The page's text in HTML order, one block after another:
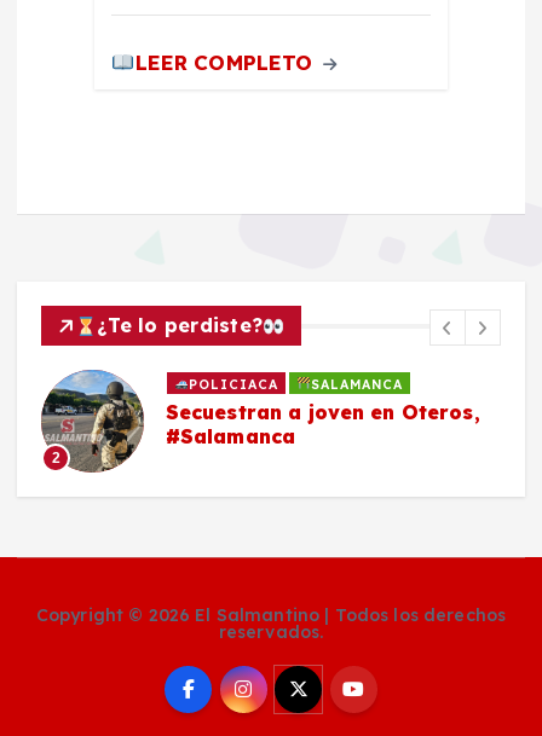
LEER COMPLETO
¿Te lo perdiste?
SALAMANCA
a joven en Oteros,
EDITORIALES
La Chachalaca
Copyright © 2026 El Salmantino | Todos los derechos
reservados.